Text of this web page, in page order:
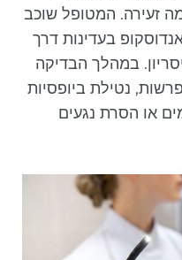
זעירה. המטופל שוכב
בעדינות דרך
במהלך הבדיקה
נטילת ביופסיות
או הסרת נגעים